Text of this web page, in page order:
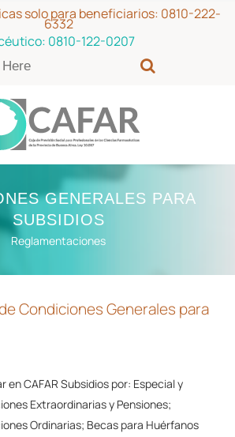
solo para beneficiarios: 0810-222-
6332
0810-122-0207
GENERALES PARA
SUBSIDIOS
Reglamentaciones
Condiciones Generales para
en CAFAR Subsidios por: Especial y
Extraordinarias y Pensiones;
Ordinarias; Becas para Huérfanos